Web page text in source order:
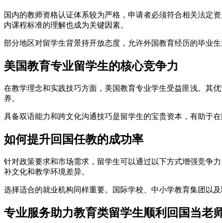
国内的教师资格认证体系较为严格，申请者必须符合相关法定
内课程标准的理解也成为关键因素。
部分地区对留学生背景持开放态度，允许外国教育经历的毕业
美国教育专业留学生的核心竞争力
在教学理念和实践技巧方面，美国教育专业学生受益匪浅。其
养。
具备双语能力和跨文化沟通技巧是留学生的宝贵资本，有助于
如何提升回国任教的成功率
针对政策要求和市场需求，留学生可以通过以下方式增强竞争
补文化和教学环境差异。
选择适合的就业机构同样重要。国际学校、中小学教育集团以
专业服务助力教育类留学生顺利回国当老